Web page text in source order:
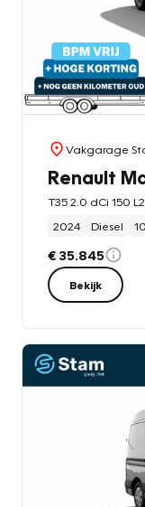
Vakgarage
Renault
T35 2.0 dCi 150
2024
Diesel
€ 35.845
Bekijk